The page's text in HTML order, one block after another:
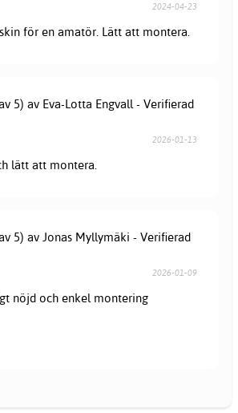
2024-04-23
för en amatör. Lätt att montera.
5) av Eva-Lotta Engvall - Verifierad
2026-01-13
lätt att montera.
5) av Jonas Myllymäki - Verifierad
2026-01-09
nöjd och enkel montering